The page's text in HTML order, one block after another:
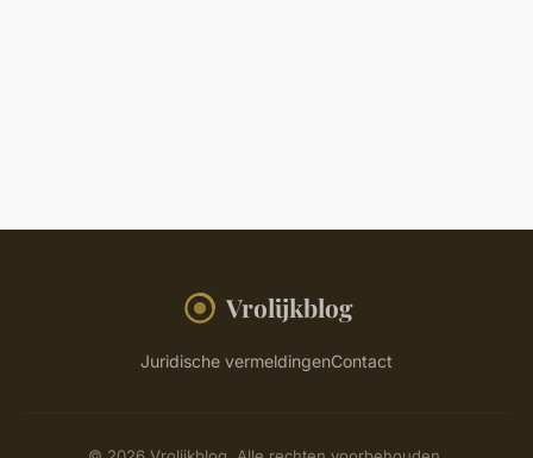
Vrolijkblog
Juridische vermeldingenContact